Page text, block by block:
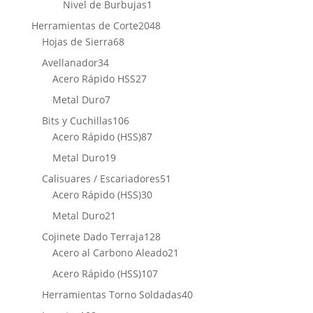
producto
Nivel de Burbujas1
producto
Herramientas de Corte20482048
Hojas de Sierra6868
Avellanador3434
productos
Acero Rápido HSS2727
Metal Duro77
productos
Bits y Cuchillas106106
productos
Acero Rápido (HSS)8787
Metal Duro1919
productos
Calisuares / Escariadores51
Acero Rápido (HSS)3030
Metal Duro21
productos
Cojinete Dado Terraja128128
productos
Acero al Carbono Aleado21
Acero Rápido (HSS)107107
productos
Herramientas Torno Soldadas4040